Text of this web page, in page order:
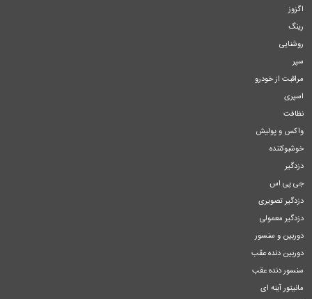
اگزوز
رینگ
روشنایی
سپر
مراقبت از خودرو
اسپری
نظافت
واکس و پولیش
خوشبوکننده
دزدگیر
جی پی اس
دزدگیر تصویری
دزدگیر معمولی
دوربین و سنسور
دوربین دنده عقب
سنسور دنده عقب
مانیتور آینه ای